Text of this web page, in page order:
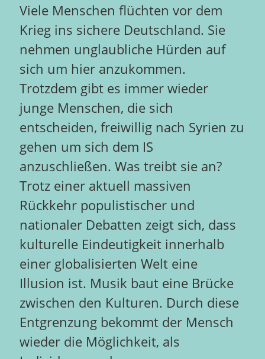
Viele Menschen flüchten vor dem
Krieg ins sichere Deutschland. Sie
nehmen unglaubliche Hürden auf
sich um hier anzukommen.
Trotzdem gibt es immer wieder
junge Menschen, die sich
entscheiden, freiwillig nach Syrien zu
gehen um sich dem IS
anzuschließen. Was treibt sie an?
Trotz einer aktuell massiven
Rückkehr populistischer und
nationaler Debatten zeigt sich, dass
kulturelle Eindeutigkeit innerhalb
einer globalisierten Welt eine
Illusion ist. Musik baut eine Brücke
zwischen den Kulturen. Durch diese
Entgrenzung bekommt der Mensch
wieder die Möglichkeit, als